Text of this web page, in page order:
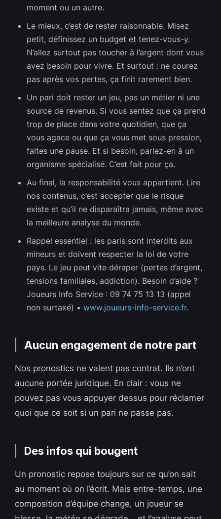
moment ou un autre.
Le mieux, c’est de rester raisonnable. Misez
petit, définissez un budget et tenez-vous-y.
N’allez surtout pas toucher à l’argent dont vous
avez besoin pour vivre. Et surtout : ne courez
pas après vos pertes, ça finit rarement bien.
Un pari doit rester un jeu, pas un métier ni une
source de revenus. Si vous sentez que ça prend
trop de place dans votre quotidien, que ça
vous agace ou que ça vous met sous pression,
faites une pause. Et si besoin, parlez-en à un
organisme spécialisé. C’est fait pour ça.
Au final, la responsabilité vous appartient. Lire
nos contenus, c’est accepter que le risque
existe et qu’il ne disparaîtra jamais, même avec
la meilleure analyse du monde.
Rappel essentiel : les paris sont interdits aux
mineurs et doivent respecter la loi de votre
pays. Le jeu peut vite déraper (pertes d’argent,
tensions familiales, addiction). Besoin d’aide ?
Joueurs Info Service : 09 74 75 13 13 (appel
non surtaxé) •www.joueurs-info-service.fr.
Aucun engagement de notre part
Nos pronostics ne valent pas contrat. Ils n’ont
aucune portée juridique. En clair : vous ne
pouvez pas vous appuyer dessus pour réclamer
quoi que ce soit si un pari ne passe pas.
Des infos qui bougent
Un pronostic repose toujours sur ce qu’on sait
au moment où on l’écrit. Mais entre-temps, une
composition d’équipe change, un joueur se